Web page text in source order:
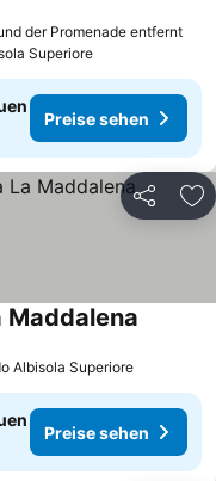
der Promenade entfernt
Superiore
Preise sehen
Teilen
Albisola Superiore
Preise sehen